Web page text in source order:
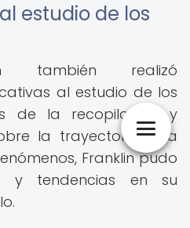
estudio de los
también realizó
al estudio de los
de la recopilación y
la trayectoria y la
Franklin pudo
y tendencias en su